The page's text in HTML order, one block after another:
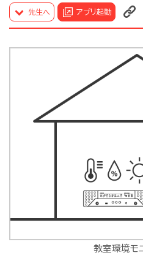
先生へ アプリ起動
教室環境モ